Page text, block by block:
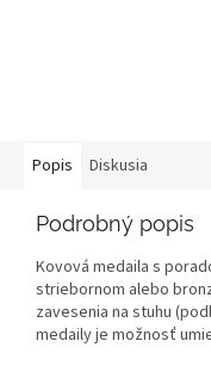
Popis Diskusia
Podrobný popis
Kovová medaila s
striebornom alebo
zavesenia na stuhu
medaily je možnosť